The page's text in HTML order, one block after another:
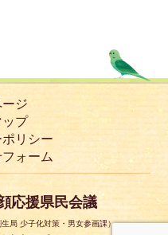
ージ
プ
リシー
ォーム
応援県民会議
局 少子化対策・男女参画課）